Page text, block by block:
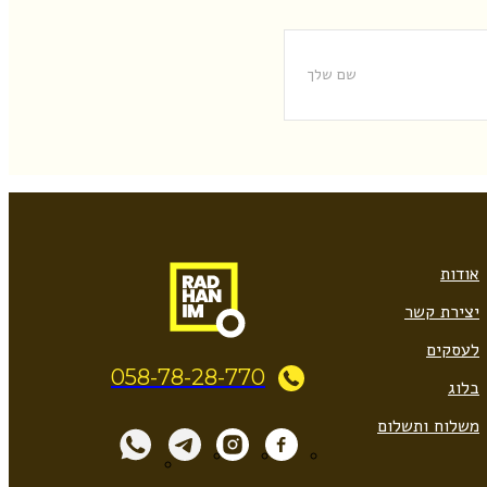
058-78-28-770
אודות
יצירת קשר
לעסקים
בלוג
משלוח ותשלום